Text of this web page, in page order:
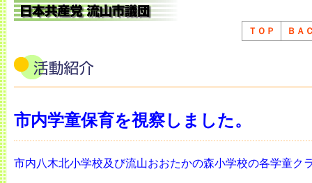
ＴＯＰ ＢＡ
市内学童保育を視察しました。
市内八木北小学校及び流山おおたかの森小学校の各学童